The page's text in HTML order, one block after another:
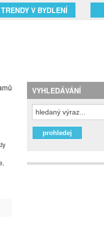
TRENDY V BYDLENÍ
VYHLEDÁVÁNÍ